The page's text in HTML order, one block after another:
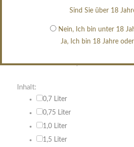
Sind Sie über 18
Nein, Ich bin unter 18
Ja, Ich bin 18 Jahre
erfrischend, nicht zu süß
Inhalt:
0,7 Liter
0,75 Liter
1,0 Liter
1,5 Liter